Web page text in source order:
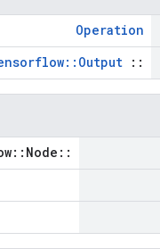
Operation
::
::tensorflow::Node *